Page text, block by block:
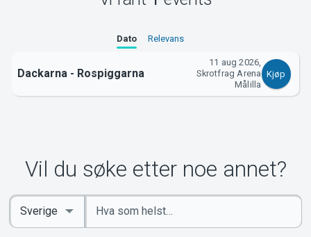
Dato Relevans
Dackarna - Rospiggarna
11 aug 2026,
Skrotfrag Arena
Målilla
Kjøp
Vil du søke etter noe annet?
Angi
nøkkelord
Select
Country